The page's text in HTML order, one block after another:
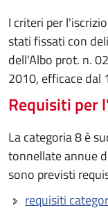
I criteri per
stati fissati con
dell'Albo prot. n.
2010, efficace dal
Requisiti per
La categoria 8 è
tonnellate annue
sono previsti
requisiti